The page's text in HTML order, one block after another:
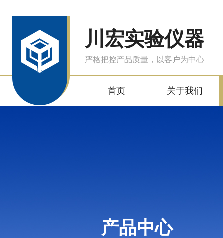
川宏实验仪器
严格把控产品质量，以客户为中心
首页 关于我们
产品中心